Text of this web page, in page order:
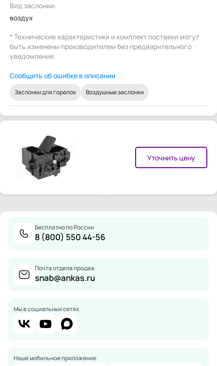
Вид заслонки:
воздух
* Технические характеристики и комплект поставки могут
быть изменены производителем без предварительного
уведомления.
Сообщить об ошибке в описании
Заслонки для горелок Воздушные заслонки
Уточнить цену
Бесплатно по России
8 (800) 550 44-56
Почта отдела продаж
snab@ankas.ru
Мы в социальных сетях
Наше мобильное приложение